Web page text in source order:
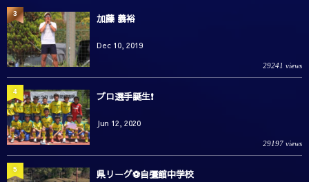
加藤 義裕
Dec 10, 2019
29241 views
3
プロ選手誕生❗️
Jun 12, 2020
29197 views
4
県リーグ⚽️自彊館中学校
5